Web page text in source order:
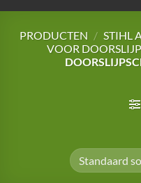
PRODUCTEN / STIHL
VOOR